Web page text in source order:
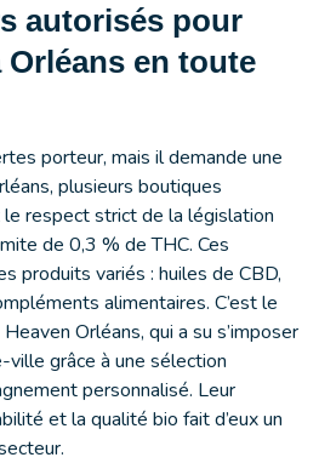
autorisés pour
Orléans en toute
porteur, mais il demande une
plusieurs boutiques
respect strict de la législation
de 0,3 % de THC. Ces
produits variés : huiles de CBD,
alimentaires. C’est le
Orléans, qui a su s’imposer
ville grâce à une sélection
personnalisé. Leur
et la qualité bio fait d’eux un